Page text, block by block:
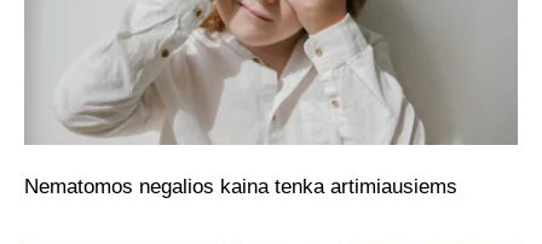
Nematomos negalios kaina tenka artimiausiems